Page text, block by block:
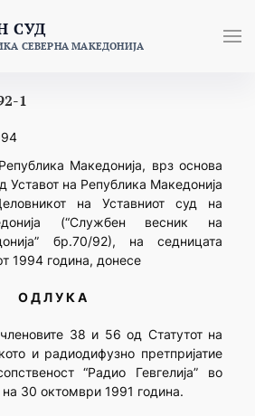
СУД
СЕВЕРНА МАКЕДОНИЈА
1
Македонија, врз основа
Уставот на Република Македонија
на Уставниот суд на
(“Службен весник на
бр.70/92), на седницата
1994 година, донесе
О Д Л У К А
38 и 56 од Статутот на
и радиодифузно претпријатие
“Радио Гевгелија” во
на 30 октомври 1991 година.